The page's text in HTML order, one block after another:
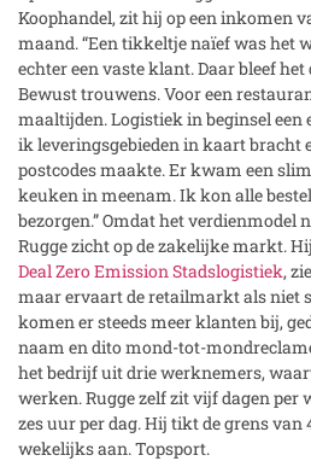
Koophandel, zit hij op een inkomen
maand. “Een tikkeltje naïef was het
echter een vaste klant. Daar bleef
Bewust trouwens. Voor een
maaltijden. Logistiek in beginsel
ik leveringsgebieden in kaart bracht
postcodes maakte. Er kwam een
keuken in meenam. Ik kon alle
bezorgen.” Omdat het verdienmodel
Rugge zicht op de zakelijke markt.
Deal Zero Emission Stadslogistiek,
maar ervaart de retailmarkt als niet
komen er steeds meer klanten bij,
naam en dito mond-tot-
het bedrijf uit drie werknemers,
werken. Rugge zelf zit vijf dagen per
zes uur per dag. Hij tikt de grens van
wekelijks aan. Topsport.